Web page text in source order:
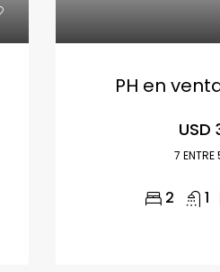
PH en
USD
7
2 1